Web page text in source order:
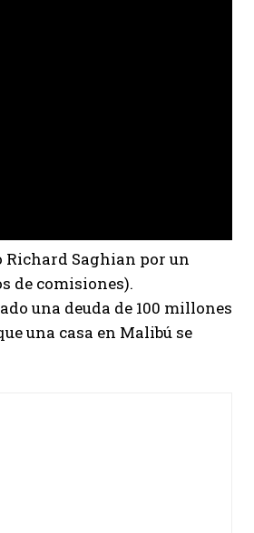
Richard Saghian por un
de comisiones).
una deuda de 100 millones
una casa en Malibú se